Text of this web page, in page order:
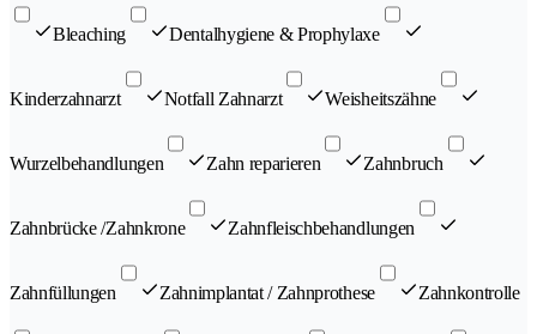
Bleaching Dentalhygiene & Prophylaxe
Kinderzahnarzt Notfall Zahnarzt Weisheitszähne
Wurzelbehandlungen Zahn reparieren Zahnbruch
Zahnbrücke /Zahnkrone Zahnfleischbehandlungen
Zahnfüllungen Zahnimplantat / Zahnprothese Zahnkontrolle